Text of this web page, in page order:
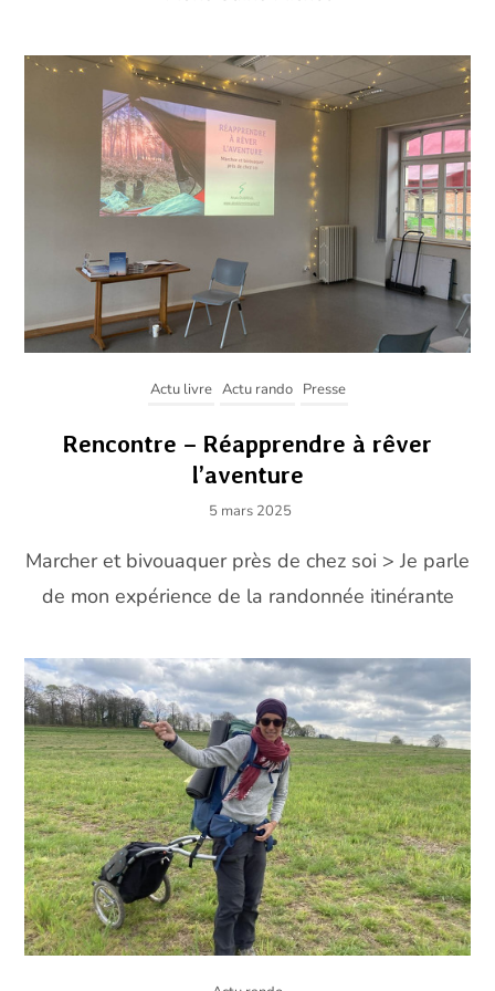
Actu livre Actu rando Presse
Rencontre – Réapprendre à rêver
l’aventure
5 mars 2025
Marcher et bivouaquer près de chez soi > Je parle
de mon expérience de la randonnée itinérante